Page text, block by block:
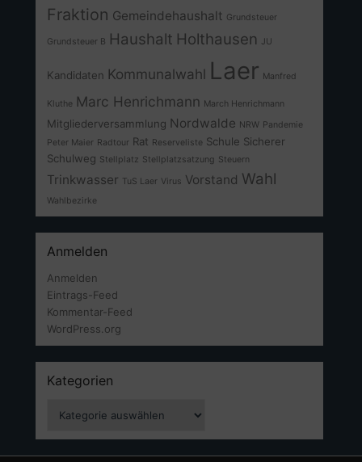
Fraktion Gemeindehaushalt Grundsteuer
Grundsteuer B Haushalt Holthausen JU
Kandidaten Kommunalwahl Laer Manfred
Kluthe Marc Henrichmann March Henrichmann
Mitgliederversammlung Nordwalde NRW Pandemie
Peter Maier Radtour Rat Reserveliste Schule Sicherer
Schulweg Stellplatz Stellplatzsatzung Steuern
Trinkwasser TuS Laer Virus Vorstand Wahl
Wahlbezirke
Anmelden
Anmelden
Eintrags-Feed
Kommentar-Feed
WordPress.org
Kategorien